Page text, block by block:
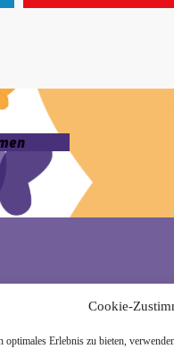
Cookie-
optimales Erlebnis zu bieten,
wieder abmelden.